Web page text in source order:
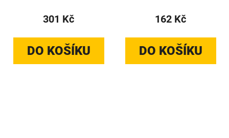
301 Kč
DO KOŠÍKU
162 Kč
DO KOŠÍKU